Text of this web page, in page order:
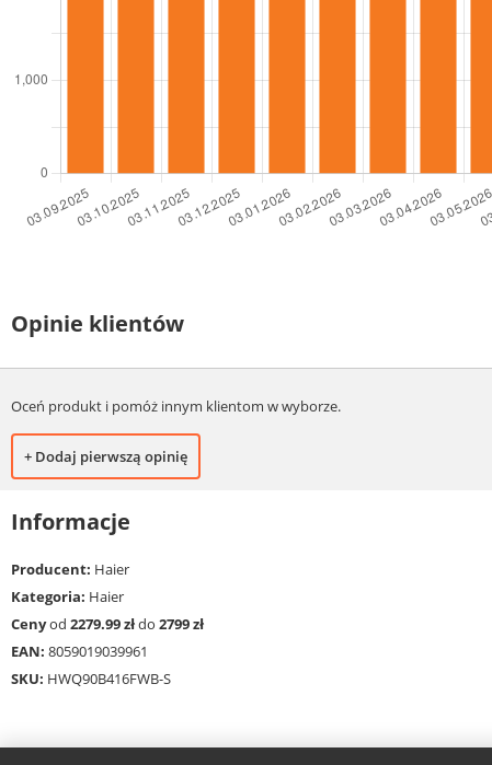
Opinie klientów
Oceń produkt i pomóż innym klientom w wyborze.
+ Dodaj pierwszą opinię
Informacje
Producent: Haier
Kategoria: Haier
Cenyod 2279.99 złdo 2799 zł
EAN: 8059019039961
SKU: HWQ90B416FWB-S